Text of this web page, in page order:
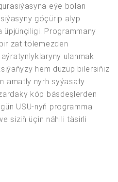
eýe bolan
göçürip alyp
üpjünçiligi. Programmany
zat tölemezden
ulanmak
hem düzüp bilersiňiz!
amatly nyrh syýasaty
köp bäsdeşlerden
USU-nyň programma
siziň üçin nähili täsirli